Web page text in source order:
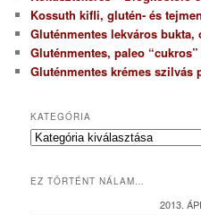
Kossuth kifli, glutén- és
Gluténmentes lekváros
Gluténmentes, paleo
Gluténmentes krémes szilvás
KATEGÓRIA
K
e
EZ TÖRTÉNT NÁLAM…
2013.